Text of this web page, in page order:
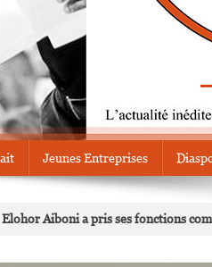
Jeunes Entreprises
Elohor Aiboni a pris ses fonctions